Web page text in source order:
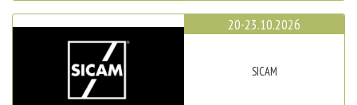
20-23.10.2026
SICAM